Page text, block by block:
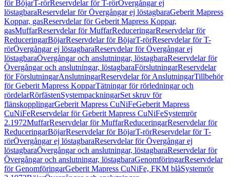
för BöjarT-rörReservdelar för T-rörÖvergångar ej
löstagbaraReservdelar för Övergångar ej löstagbaraGeberit Mapress
Koppar, gasReservdelar för Geberit Mapress Koppar,
gasMuffarReservdelar för MuffarReduceringarReservdelar för
ReduceringarBöjarReservdelar för BöjarT-rörReservdelar för T-
rörÖvergångar ej löstagbaraReservdelar för Övergångar ej
löstagbaraÖvergångar och anslutningar, löstagbaraReservdelar för
Övergångar och anslutningar, löstagbaraFörslutningarReservdelar
för FörslutningarAnslutningarReservdelar för AnslutningarTillbehör
för Geberit Mapress KopparTätningar för rörledningar och
rördelarRörfästenSystempackningarSet skruv för
flänskopplingarGeberit Mapress CuNiFeGeberit Mapress
CuNiFeReservdelar för Geberit Mapress CuNiFeSystemrör
2.1972MuffarReservdelar för MuffarReduceringarReservdelar för
ReduceringarBöjarReservdelar för BöjarT-rörReservdelar för T-
rörÖvergångar ej löstagbaraReservdelar för Övergångar ej
löstagbaraÖvergångar och anslutningar, löstagbaraReservdelar för
Övergångar och anslutningar, löstagbaraGenomföringarReservdelar
för GenomföringarGeberit Mapress CuNiFe, FKM blåSystemrör